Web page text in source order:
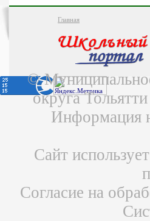
Главная
©
округа
Информация
Сайт использует
Согласие на